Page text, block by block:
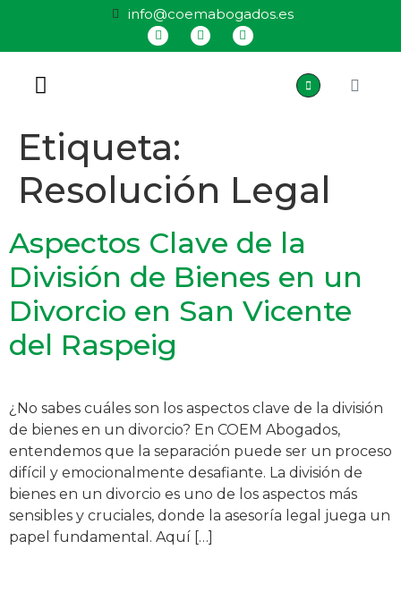
info@coemabogados.es
Etiqueta:
Resolución Legal
Aspectos Clave de la
División de Bienes en un
Divorcio en San Vicente
del Raspeig
¿No sabes cuáles son los aspectos clave de la división
de bienes en un divorcio? En COEM Abogados,
entendemos que la separación puede ser un proceso
difícil y emocionalmente desafiante. La división de
bienes en un divorcio es uno de los aspectos más
sensibles y cruciales, donde la asesoría legal juega un
papel fundamental. Aquí […]